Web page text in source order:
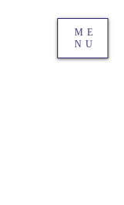
ME
NU